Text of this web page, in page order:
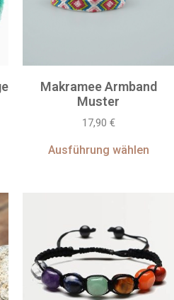
Makramee Armband
Muster
17,90 €
Ausführung wählen